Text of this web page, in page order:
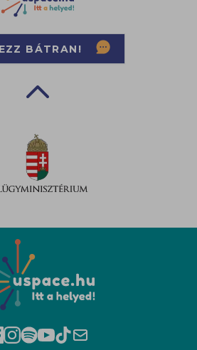
BÁTRAN!